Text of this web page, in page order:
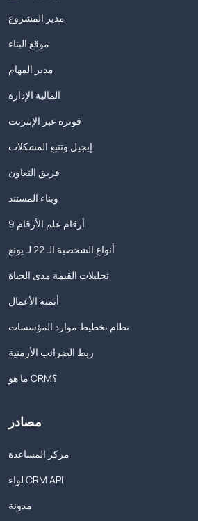
مدير المشروع
موقع البناء
مدير المهام
المالية الإدارة
فوترة عبر الإنترنت
إيجيل وتتبع المشكلات
فريق التعاون
وبناء المستند
9 أرقام علم الأرقام
أنواع الشخصية الـ 22 لـ يونغ
تحليلات القيمة مدى الحياة
أتمتة الأعمال
نظام تخطيط موارد المؤسسات
ربط الضرائب الأرمنية
ما هو CRM؟
مصادر
مركز المساعدة
لواء CRM API
مدونة